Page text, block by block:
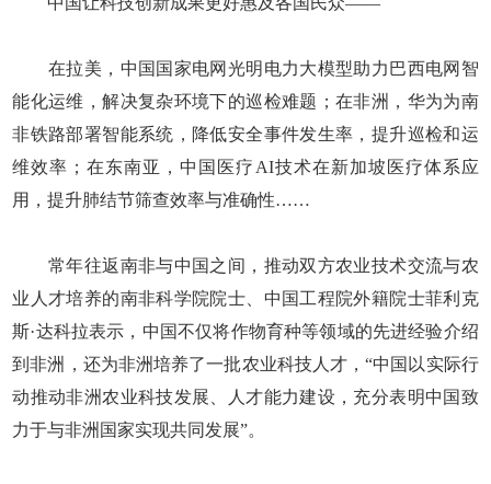
在拉美，中国国家电网光明电力大模型助力巴西电网智
能化运维，解决复杂环境下的巡检难题；在非洲，华为为南
非铁路部署智能系统，降低安全事件发生率，提升巡检和运
维效率；在东南亚，中国医疗AI技术在新加坡医疗体系应
用，提升肺结节筛查效率与准确性……
常年往返南非与中国之间，推动双方农业技术交流与农
业人才培养的南非科学院院士、中国工程院外籍院士菲利克
斯·达科拉表示，中国不仅将作物育种等领域的先进经验介绍
到非洲，还为非洲培养了一批农业科技人才，“中国以实际行
动推动非洲农业科技发展、人才能力建设，充分表明中国致
力于与非洲国家实现共同发展”。